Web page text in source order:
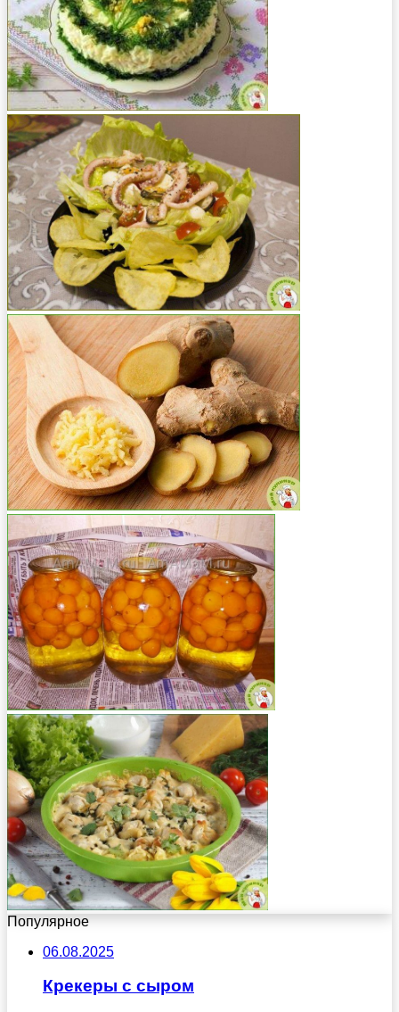
Популярное
06.08.2025
Крекеры с сыром